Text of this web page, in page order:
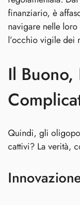
finanziario, è
navigare nelle
l’occhio vigile dei
Il Buono,
Quindi, gli
cattivi? La verità,